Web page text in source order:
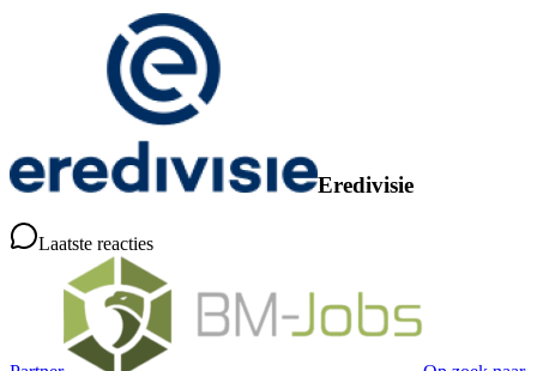
Eredivisie
Laatste reacties